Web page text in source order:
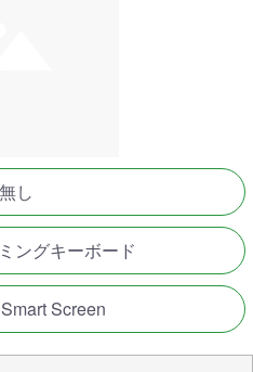
無し
ングキーボード
Screen